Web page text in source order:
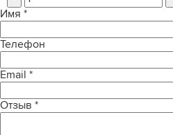
Имя *
Телефон
Email *
Отзыв *